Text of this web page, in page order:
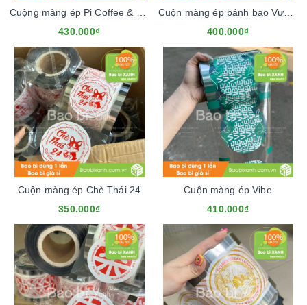
Cuộng màng ép Pi Coffee & Tea
430.000₫
Cuộn màng ép bánh bao Vương Gia
400.000₫
Cuộn màng ép Chè Thái 24
350.000₫
Cuộn màng ép Vibe
410.000₫